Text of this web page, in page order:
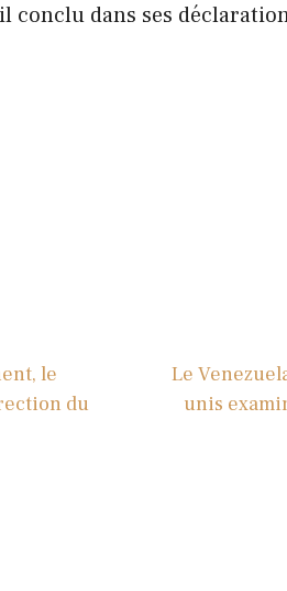
conclu dans ses
le
du
Le
unis